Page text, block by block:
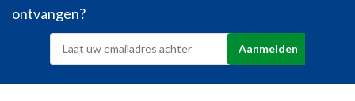
ontvangen?